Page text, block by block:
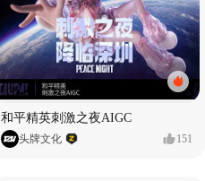
和平精英刺激之夜AIGC
头牌文化 151